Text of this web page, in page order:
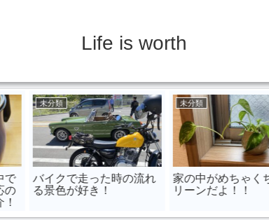
Life is worth
未分類
息子が釣りに行くと出か
けまさかの釣果が！？
未分類
大人や子供用の正しいス
キーブーツの選び方とお
介！